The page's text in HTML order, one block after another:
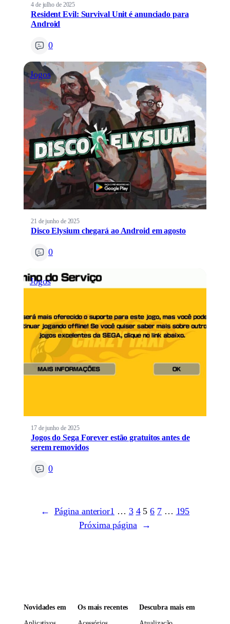
4 de julho de 2025
Resident Evil: Survival Unit é anunciado para
Android
0
Jogos
21 de junho de 2025
Disco Elysium chegará ao Android em agosto
0
Jogos
17 de junho de 2025
Jogos do Sega Forever estão gratuitos antes de
serem removidos
0
← Página anterior1 … 3 4 5 6 7 … 195
Próxima página
→
Novidades em Os mais recentes Descubra mais em